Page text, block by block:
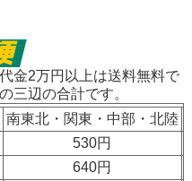
金2万円以上は送料無料で
三辺の合計です。
南東北・関東・中部・北陸
530円
640円